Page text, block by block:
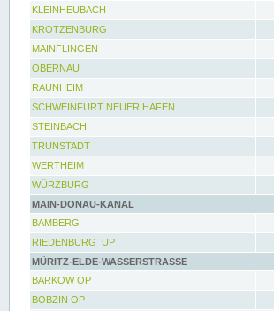
KLEINHEUBACH
KROTZENBURG
MAINFLINGEN
OBERNAU
RAUNHEIM
SCHWEINFURT NEUER HAFEN
STEINBACH
TRUNSTADT
WERTHEIM
WÜRZBURG
MAIN-DONAU-KANAL
BAMBERG
RIEDENBURG_UP
MÜRITZ-ELDE-WASSERSTRASSE
BARKOW OP
BOBZIN OP